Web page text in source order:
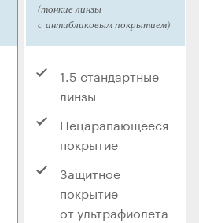
(тонкие линзы
с антибликовым покрытием)
1.5 стандартные
линзы
Нецарапающееся
покрытие
Защитное
покрытие
от ультрафиолета